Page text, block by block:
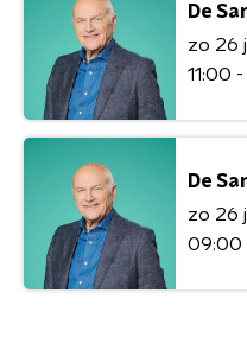
De
zo 26
11:00
De
zo 26
09:00